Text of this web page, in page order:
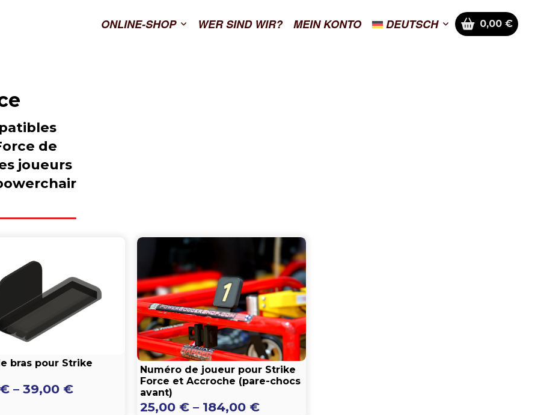
ONLINE-SHOP WER SIND WIR? MEIN KONTO DEUTSCH 0,00 €
de
joueurs
bras pour Strike
€ –39,00 €Preisspanne:
Numéro de joueur pour Strike
Force et Accroche (pare-chocs
avant)
25,00 € – 184,00 €Preisspanne: